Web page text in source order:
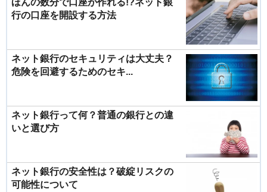
行の口座を開設する方法
ネット銀行のセキュリティは大丈夫？
危険を回避するためのセキ...
ネット銀行って何？普通の銀行との違
いと選び方
ネット銀行の安全性は？破綻リスクの
可能性について